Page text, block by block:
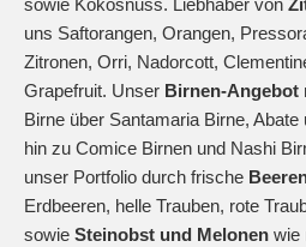
sowie Kokosnuss. Liebhaber von
uns Saftorangen, Orangen,
Zitronen, Orri, Nadorcott,
Grapefruit. Unser Birnen-Angebot
Birne über Santamaria Birne,
hin zu Comice Birnen und Nashi
unser Portfolio durch frische
Erdbeeren, helle Trauben, rote
sowie Steinobst und Melonen wie